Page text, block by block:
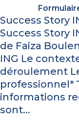
Success Story
Success Story
de Faiza
ING Le
déroulement
professionnel*
informations
sont...